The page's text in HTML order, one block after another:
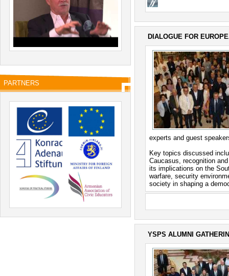
PARTNERS
DIALOGUE FOR
experts and guest
Key topics discussed
Caucasus, recognition
its implications on the
warfare, security
society in shaping a
YSPS ALUMNI